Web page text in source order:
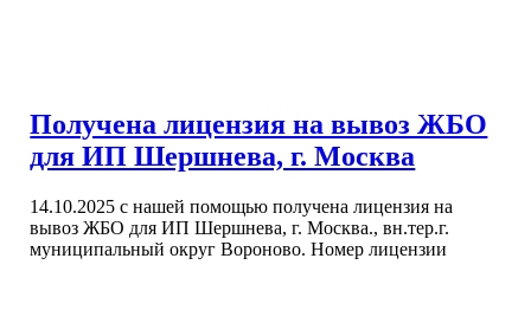
Получена лицензия на вывоз ЖБО
для ИП Шершнева, г. Москва
14.10.2025 с нашей помощью получена лицензия на
вывоз ЖБО для ИП Шершнева, г. Москва., вн.тер.г.
муниципальный округ Вороново. Номер лицензии